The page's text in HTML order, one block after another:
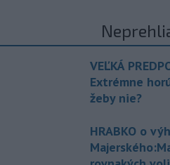
VEĽKÁ
Extrémne
žeby nie?
HRABKO o